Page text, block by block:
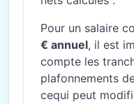
Pour un salaire
€ annuel, il est
compte les
plafonnements
cequi peut